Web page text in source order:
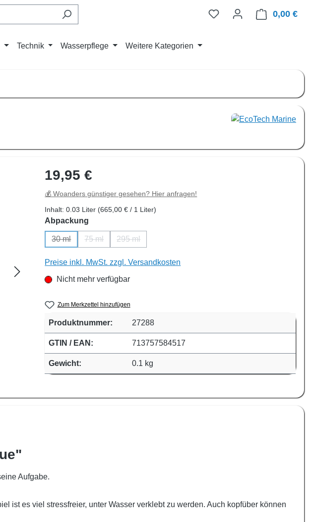
0,00 €
Technik Wasserpflege Weitere Kategorien
Regulärer Preis:
19,95 €
💰 Woanders günstiger gesehen? Hier anfragen!
Inhalt:0.03 Liter (665,00 € / 1 Liter)
Preise inkl. MwSt. zzgl. Versandkosten
Nicht mehr verfügbar
Abpackung
30 ml
(Diese Option ist zurzeit nicht verfügbar.)
75 ml 295 ml
Zum Merkzettel hinzufügen
Produktnummer: 27288
GTIN / EAN: 713757584517
Gewicht: 0.1 kg
Aufgabe.
ist es viel stressfreier, unter Wasser verklebt zu werden. Auch kopfüber können